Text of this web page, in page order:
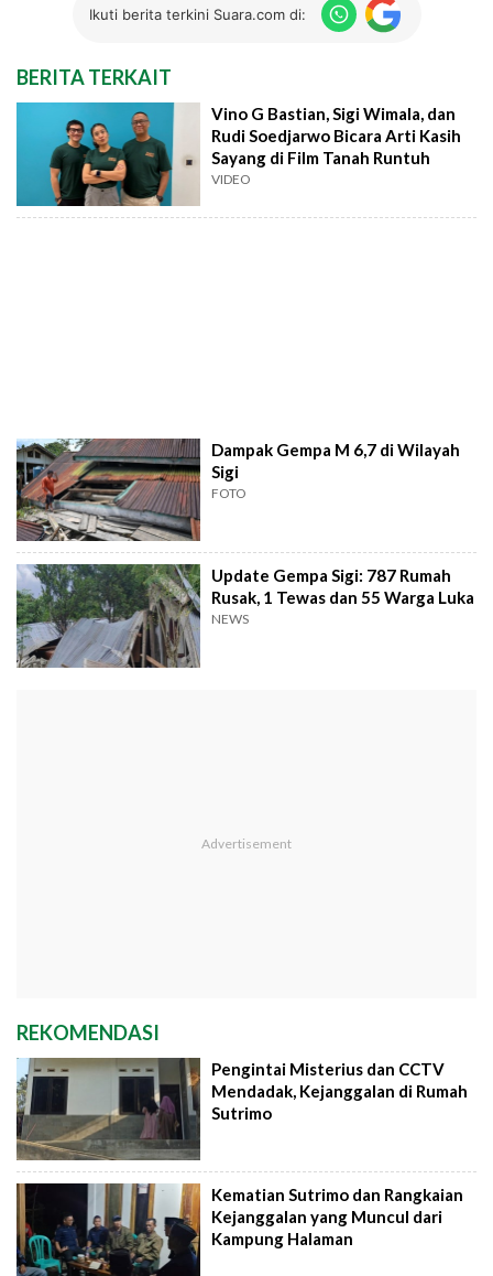
Ikuti berita terkini Suara.com di:
BERITA TERKAIT
Vino G Bastian, Sigi Wimala, dan
Rudi Soedjarwo Bicara Arti Kasih
Sayang di Film Tanah Runtuh
VIDEO
Dampak Gempa M 6,7 di Wilayah
Sigi
FOTO
Update Gempa Sigi: 787 Rumah
Rusak, 1 Tewas dan 55 Warga Luka
NEWS
REKOMENDASI
Pengintai Misterius dan CCTV
Mendadak, Kejanggalan di Rumah
Sutrimo
Kematian Sutrimo dan Rangkaian
Kejanggalan yang Muncul dari
Kampung Halaman